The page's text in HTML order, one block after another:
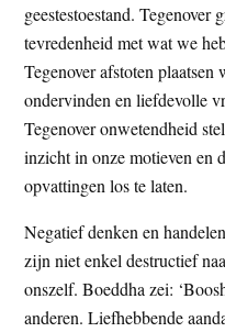
geestestoestand. Tegenover
tevredenheid met wat we
Tegenover afstoten
ondervinden en liefdevolle
Tegenover onwetendheid
inzicht in onze motieven en
opvattingen los te laten.
Negatief denken en
zijn niet enkel destructief
onszelf. Boeddha zei:
anderen. Liefhebbende